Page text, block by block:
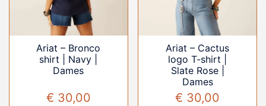
Ariat – Bronco
shirt | Navy |
Dames
€ 30,00
Ariat – Cactus
logo T-shirt |
Slate Rose |
Dames
€ 30,00